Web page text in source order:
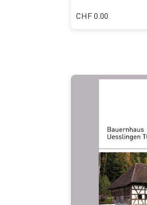
CHF 0.00